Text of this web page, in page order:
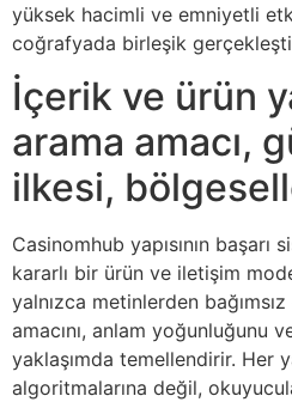
yüksek hacimli ve emniyetli
coğrafyada birleşik
İçerik ve ürün
arama amacı,
ilkesi,
Casinomhub yapısının başarı
kararlı bir ürün ve iletişim
yalnızca metinlerden
amacını, anlam yoğunluğunu
yaklaşımda temellendirir. Her
algoritmalarına değil,